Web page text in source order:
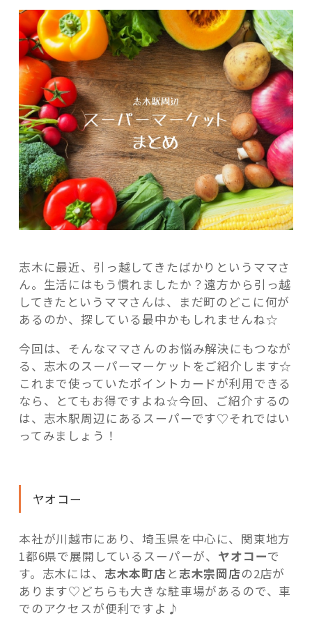
記事検索
周
辺
の
ス
ー
パ
ー
マ
ー
ケ
ッ
ト
ま
と
の
志木に最近、引っ越してきたばかりというママさ
ん。生活にはもう慣れましたか？遠方から引っ越
してきたというママさんは、まだ町のどこに何が
あるのか、探している最中かもしれませんね☆
今回は、そんなママさんのお悩み解決にもつなが
る、志木のスーパーマーケットをご紹介します☆
これまで使っていたポイントカードが利用できる
なら、とてもお得ですよね☆今回、ご紹介するの
は、志木駅周辺にあるスーパーです♡それではい
ってみましょう！
ヤオコー
本社が川越市にあり、埼玉県を中心に、関東地方
1都6県で展開しているスーパーが、 ヤオコーで
す。志木には、 志木本町店と志木宗岡店の2店が
あります♡どちらも大きな駐車場があるので、車
でのアクセスが便利ですよ♪